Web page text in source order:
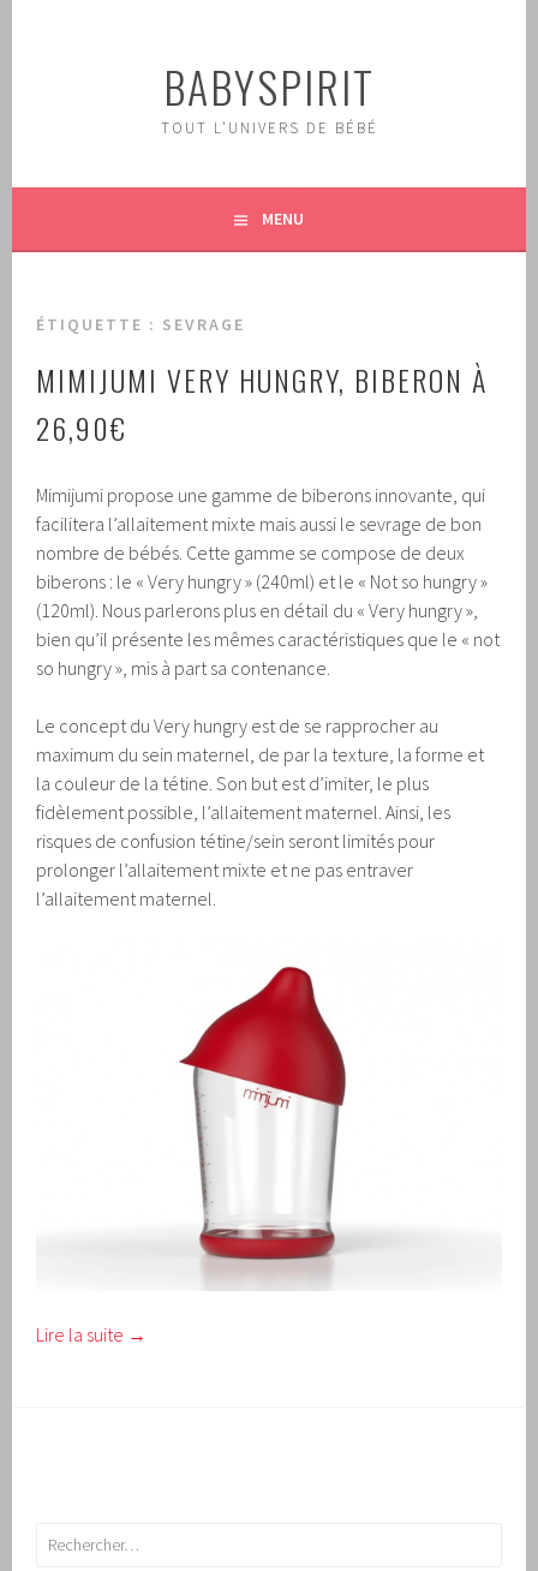
BABYSPIRIT
TOUT L'UNIVERS DE BÉBÉ
MENU
ÉTIQUETTE : SEVRAGE
MIMIJUMI VERY HUNGRY, BIBERON À
26,90€
Mimijumi propose une gamme de biberons innovante, qui
facilitera l’allaitement mixte mais aussi le sevrage de bon
nombre de bébés. Cette gamme se compose de deux
biberons : le « Very hungry » (240ml) et le « Not so hungry »
(120ml). Nous parlerons plus en détail du « Very hungry »,
bien qu’il présente les mêmes caractéristiques que le « not
so hungry », mis à part sa contenance.
Le concept du Very hungry est de se rapprocher au
maximum du sein maternel, de par la texture, la forme et
la couleur de la tétine. Son but est d’imiter, le plus
fidèlement possible, l’allaitement maternel. Ainsi, les
risques de confusion tétine/sein seront limités pour
prolonger l’allaitement mixte et ne pas entraver
l’allaitement maternel.
Lire la suite →
Rechercher :